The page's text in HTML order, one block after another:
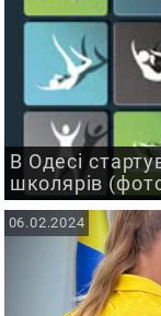
В Одесі
школярів
06.02.2024